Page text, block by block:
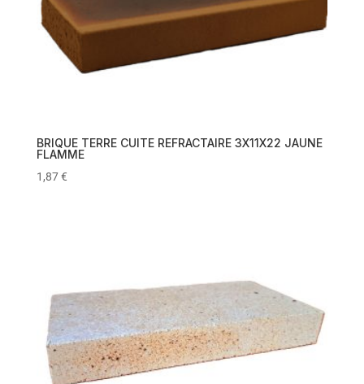
BRIQUE TERRE CUITE REFRACTAIRE 3X11X22 JAUNE
FLAMME
1,87€